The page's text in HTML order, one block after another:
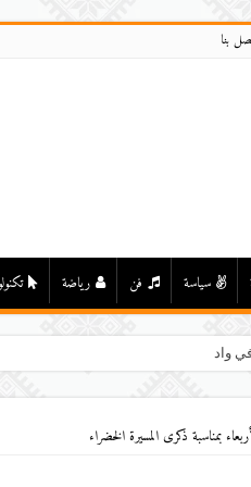
بنا
سياسة فن رياضة
واد درعة بأولاد يحيى لكراير
بمناسبة ذكرى المسيرة الخضراء